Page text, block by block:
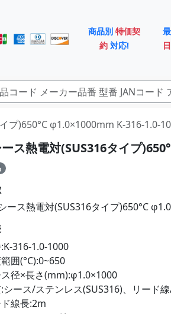
商品別 特価契
約 対応!
プ)650°C φ1.0×1000mm K-316-1.0-
ス熱電対(SUS316タイプ
ース熱電対(SUS316タイプ)650°C
316-1.0-1000
囲(°C):0~650
ス径×長さ(mm):φ1.0×1000
シース/ステンレス(SUS316)、リード
ド線長:2m